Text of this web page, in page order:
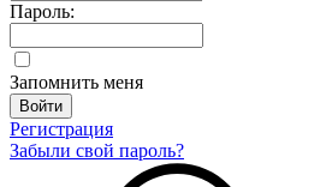
Пароль:
Запомнить меня
Регистрация
Забыли свой пароль?